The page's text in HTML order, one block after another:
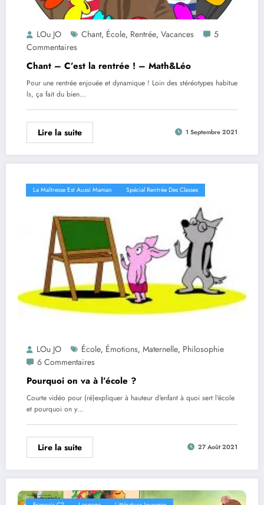
LOu JO Chant, École, Rentrée, Vacances
5
Commentaires
Chant – C’est la rentrée ! – Math&Léo
Pour une rentrée enjouée et dynamique ! Loin des stéréotypes habitue
ls, ça fait du bien…
Lire la suite 1 Septembre 2021
La Maîtresse Est Aussi Maman Spécial Rentrée Des Classes
LOu JO École, Émotions, Maternelle, Philosophie
6 Commentaires
Pourquoi on va à l’école ?
Courte vidéo pour (ré)expliquer à hauteur d'enfant à quoi sert l'école
et pourquoi on y…
Lire la suite 27 Août 2021